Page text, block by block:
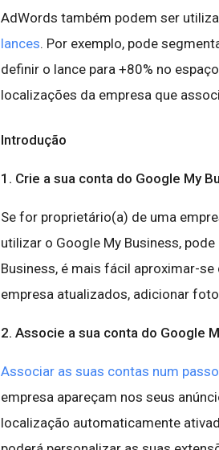
AdWords também podem ser
lances. Por exemplo, pode
definir o lance para +80% no
localizações da empresa que
Introdução
1. Crie a sua conta do Google My
Se for proprietário(a) de uma
utilizar o Google My Business, pode
Business, é mais fácil aproximar-
empresa atualizados, adicionar
2. Associe a sua conta do Google
Associar as suas contas num
empresa apareçam nos seus
localização automaticamente